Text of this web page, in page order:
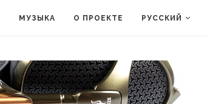
МУЗЫКА О ПРОЕКТЕ РУССКИЙ